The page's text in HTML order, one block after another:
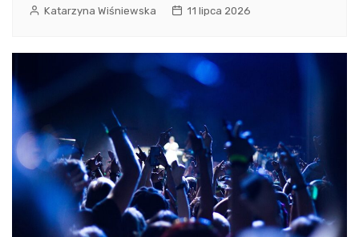
Katarzyna Wiśniewska 11 lipca 2026